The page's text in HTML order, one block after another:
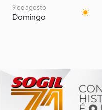
9 de agosto
Domingo
Terça-Feira
12 de agosto
Quarta-Feira